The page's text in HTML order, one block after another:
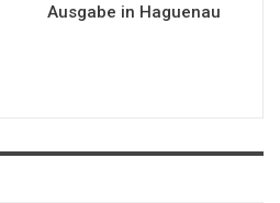
Ausgabe in Haguenau